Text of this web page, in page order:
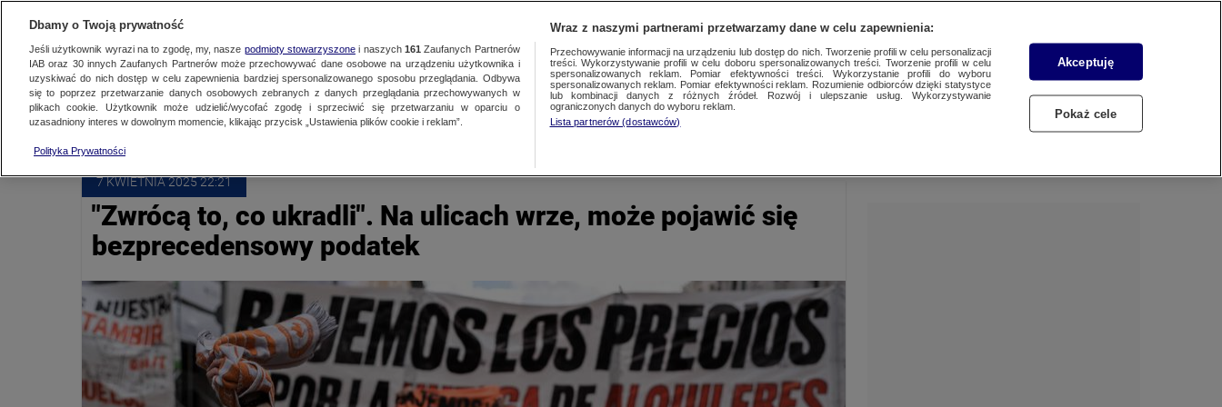
FAKTY PO FAKTACH FAKTY O ŚWIECIE
Dzień dobry!
ZALOGUJ SIĘ
HISZPANIA
"Zwrócą to, co ukradli". Na ulicach wrze, może pojawić się
bezprecedensowy podatek
7 KWIETNIA 2025 22:21
Dbamy o Twoją prywatność
Jeśli użytkownik wyrazi na to zgodę, my, nasze podmioty stowarzyszonei naszych 161 Zaufanych Partnerów
IAB oraz 30innych Zaufanych Partnerów może przechowywać dane osobowe na urządzeniu użytkownika i
uzyskiwać do nich dostęp w celu zapewnienia bardziej spersonalizowanego sposobu przeglądania. Odbywa
się to poprzez przetwarzanie danych osobowych zebranych z danych przeglądania przechowywanych w
plikach cookie. Użytkownik może udzielić/wycofać zgodę i sprzeciwić się przetwarzaniu w oparciu o
uzasadniony interes w dowolnym momencie, klikając przycisk „Ustawienia plików cookie i reklam”.
Polityka Prywatności
Wraz z naszymi partnerami przetwarzamy dane w celu zapewnienia:
Przechowywanie informacji na urządzeniu lub dostęp do nich. Tworzenie profili w celu personalizacji
treści. Wykorzystywanie profili w celu doboru spersonalizowanych treści. Tworzenie profili w celu
spersonalizowanych reklam. Pomiar efektywności treści. Wykorzystanie profili do wyboru
spersonalizowanych reklam. Pomiar efektywności reklam. Rozumienie odbiorców dzięki statystyce
lub kombinacji danych z różnych źródeł. Rozwój i ulepszanie usług. Wykorzystywanie
ograniczonych danych do wyboru reklam.
Lista partnerów (dostawców)
Akceptuję
Pokaż cele